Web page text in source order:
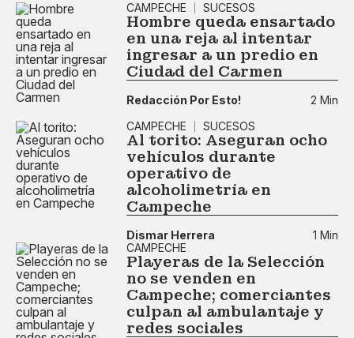
CAMPECHE SUCESOS
Hombre queda ensartado
en una reja al intentar
ingresar a un predio en
Ciudad del Carmen
Redacción Por Esto!
2 Min
CAMPECHE
SUCESOS
Al torito: Aseguran ocho
vehículos durante
operativo de
alcoholimetría en
Campeche
Dismar Herrera
1 Min
CAMPECHE
Playeras de la Selección
no se venden en
Campeche; comerciantes
culpan al ambulantaje y
redes sociales